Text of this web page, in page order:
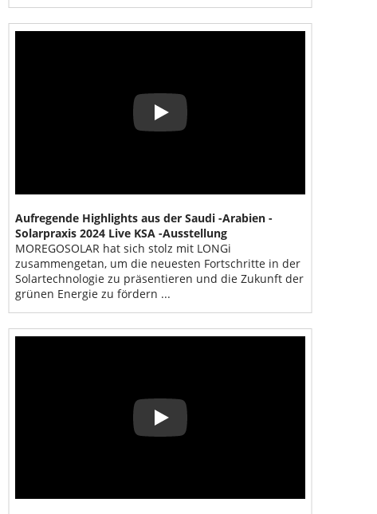
Play
Aufregende Highlights aus der Saudi -Arabien -
Solarpraxis 2024 Live KSA -Ausstellung
MOREGOSOLAR hat sich stolz mit LONGi
zusammengetan, um die neuesten Fortschritte in der
Solartechnologie zu präsentieren und die Zukunft der
grünen Energie zu fördern ...
Play